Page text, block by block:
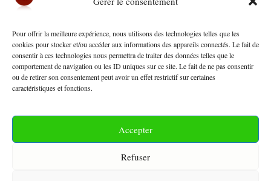
Pour offrir la meilleure expérience, nous utilisons des technologies telles que les
cookies pour stocker et/ou accéder aux informations des appareils connectés. Le fait de
consentir à ces technologies nous permettra de traiter des données telles que le
comportement de navigation ou les ID uniques sur ce site. Le fait de ne pas consentir
ou de retirer son consentement peut avoir un effet restrictif sur certaines
caractéristiques et fonctions.
Accepter
Refuser
Finaldées EURL
Siège social : 13 avenue Boudon, 75016, Paris
Nous contacter
Conditions Générales de Vente
Politique de Confidentialité